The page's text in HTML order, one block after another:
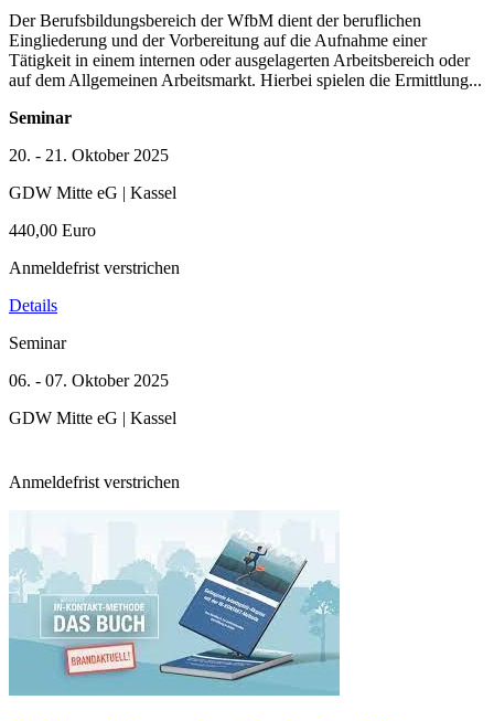
Der Berufsbildungsbereich der WfbM dient der beruflichen
Eingliederung und der Vorbereitung auf die Aufnahme einer
Tätigkeit in einem internen oder ausgelagerten Arbeitsbereich oder
auf dem Allgemeinen Arbeitsmarkt. Hierbei spielen die Ermittlung...
Seminar
20. - 21. Oktober 2025
GDW Mitte eG | Kassel
440,00 Euro
Anmeldefrist verstrichen
Details
Seminar
06. - 07. Oktober 2025
GDW Mitte eG | Kassel
Anmeldefrist verstrichen